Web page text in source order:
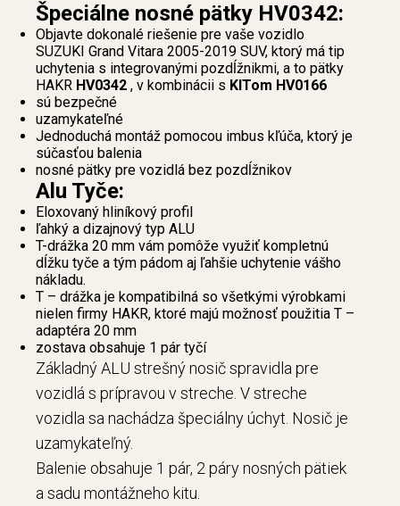
Špeciálne nosné pätky HV0342:
Objavte dokonalé riešenie pre vaše vozidlo
SUZUKI Grand Vitara 2005-2019 SUV, ktorý má tip
uchytenia s integrovanými pozdĺžnikmi, a to pätky
HAKR HV0342 , v kombinácii s KITom HV0166
sú bezpečné
uzamykateľné
Jednoduchá montáž pomocou imbus kľúča, ktorý je
súčasťou balenia
nosné pätky pre vozidlá bez pozdĺžnikov
Alu Tyče:
Eloxovaný hliníkový profil
ľahký a dizajnový typ ALU
T-drážka 20 mm vám pomôže využiť kompletnú
dĺžku tyče a tým pádom aj ľahšie uchytenie vášho
nákladu.
T – drážka je kompatibilná so všetkými výrobkami
nielen firmy HAKR, ktoré majú možnosť použitia T –
adaptéra 20 mm
zostava obsahuje 1 pár tyčí
Základný ALU strešný nosič spravidla pre
vozidlá s prípravou v streche. V streche
vozidla sa nachádza špeciálny úchyt. Nosič je
uzamykateľný.
Balenie obsahuje 1 pár, 2 páry nosných pätiek
a sadu montážneho kitu.